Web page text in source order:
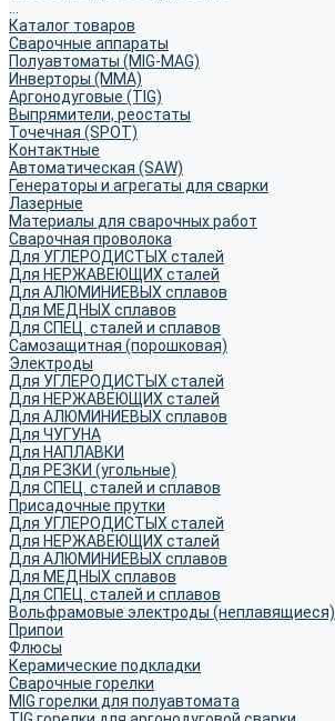
Каталог товаров
Сварочные аппараты
Полуавтоматы (MIG-MAG)
Инверторы (MMA)
Аргонодуговые (TIG)
Выпрямители, реостаты
Точечная (SPOT)
Контактные
Автоматическая (SAW)
Генераторы и агрегаты для сварки
Лазерные
Материалы для сварочных работ
Сварочная проволока
Для УГЛЕРОДИСТЫХ сталей
Для НЕРЖАВЕЮЩИХ сталей
Для АЛЮМИНИЕВЫХ сплавов
Для МЕДНЫХ сплавов
Для СПЕЦ. сталей и сплавов
Самозащитная (порошковая)
Электроды
Для УГЛЕРОДИСТЫХ сталей
Для НЕРЖАВЕЮЩИХ сталей
Для АЛЮМИНИЕВЫХ сплавов
Для ЧУГУНА
Для НАПЛАВКИ
Для РЕЗКИ (угольные)
Для СПЕЦ. сталей и сплавов
Присадочные прутки
Для УГЛЕРОДИСТЫХ сталей
Для НЕРЖАВЕЮЩИХ сталей
Для АЛЮМИНИЕВЫХ сплавов
Для МЕДНЫХ сплавов
Для СПЕЦ. сталей и сплавов
Вольфрамовые электроды (неплавящиеся)
Припои
Флюсы
Керамические подкладки
Сварочные горелки
MIG горелки для полуавтомата